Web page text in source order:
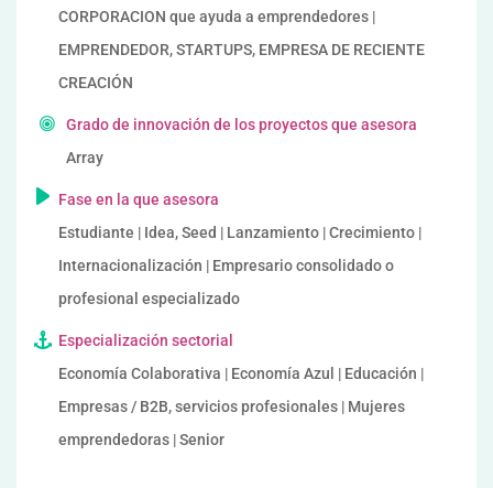
CORPORACION que ayuda a emprendedores |
EMPRENDEDOR, STARTUPS, EMPRESA DE RECIENTE
CREACIÓN
Grado de innovación de los proyectos que asesora
Array
Fase en la que asesora
Estudiante | Idea, Seed | Lanzamiento | Crecimiento |
Internacionalización | Empresario consolidado o
profesional especializado
Especialización sectorial
Economía Colaborativa | Economía Azul | Educación |
Empresas / B2B, servicios profesionales | Mujeres
emprendedoras | Senior